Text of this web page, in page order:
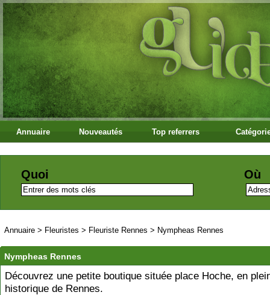
Annuaire Nouveautés Top referrers
Quoi Où
Annuaire > Fleuristes > Fleuriste Rennes > Nympheas Rennes
Nympheas Rennes
Découvrez une petite boutique située place Hoche, en
historique de Rennes.